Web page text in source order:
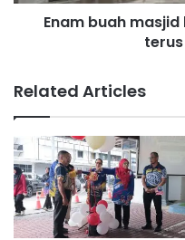
e
r
p
e
r
a
s
d
b
a
h
a
r
u
b
Enam buah
Related Articles